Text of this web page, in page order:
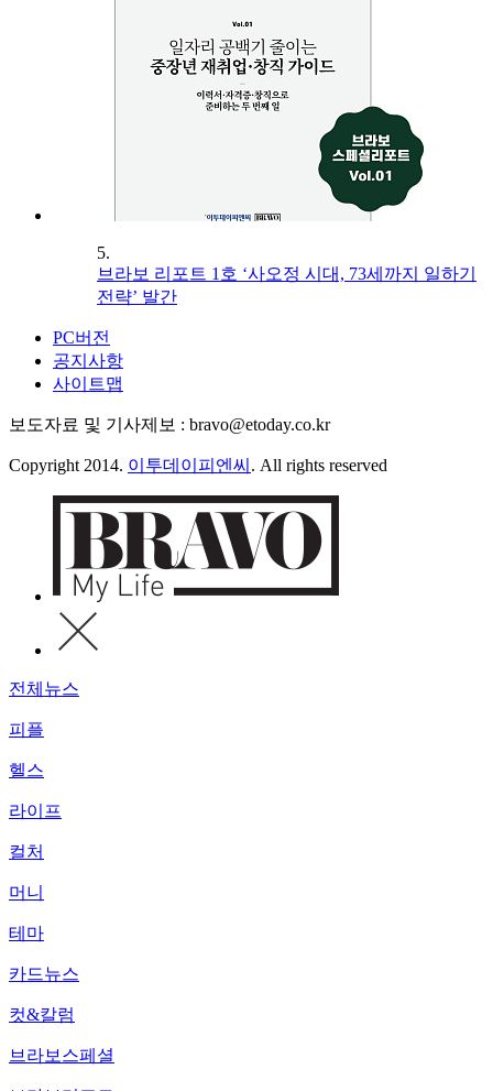
5.
브라보 리포트 1호 ‘사오정 시대, 73세까지 일하기
전략’ 발간
PC버전
공지사항
사이트맵
보도자료 및 기사제보 : bravo@etoday.co.kr
Copyright 2014. 이투데이피엔씨 . All rights reserved
전체뉴스
피플
헬스
라이프
컬처
머니
테마
카드뉴스
컷&칼럼
브라보스페셜